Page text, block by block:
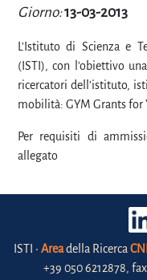
Giorno:13-03-2013
L'Istituto di Scienza e
(ISTI), con l'obiettivo
ricercatori dell’istituto,
mobilità: GYM Grants for
Per requisiti di
allegato
ISTI • Areadella Ricerca
+39 050 6212878,